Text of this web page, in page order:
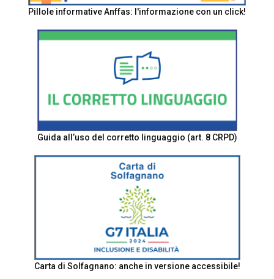
Pillole informative Anffas: l'informazione con un click!
Guida all’uso del corretto linguaggio (art. 8 CRPD)
Carta di Solfagnano: anche in versione accessibile!